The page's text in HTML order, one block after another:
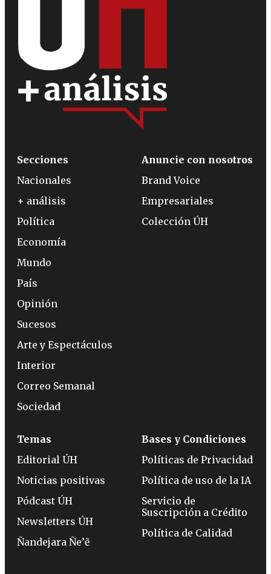
Secciones
Nacionales
+ análisis
Política
Economía
Mundo
País
Opinión
Sucesos
Arte y Espectáculos
Interior
Correo Semanal
Sociedad
Anuncie con nosotros
Brand Voice
Empresariales
Colección ÚH
Temas
Editorial ÚH
Noticias positivas
Pódcast ÚH
Newsletters ÚH
Ñandejara Ñe’ẽ
Bases y Condiciones
Políticas de Privacidad
Política de uso de la IA
Servicio de
Suscripción a Crédito
Política de Calidad